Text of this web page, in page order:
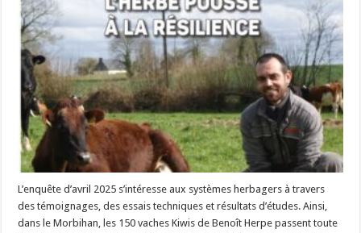
L’enquête d’avril 2025 s’intéresse aux systèmes herbagers à travers
des témoignages, des essais techniques et résultats d’études. Ainsi,
dans le Morbihan, les 150 vaches Kiwis de Benoît Herpe passent toute